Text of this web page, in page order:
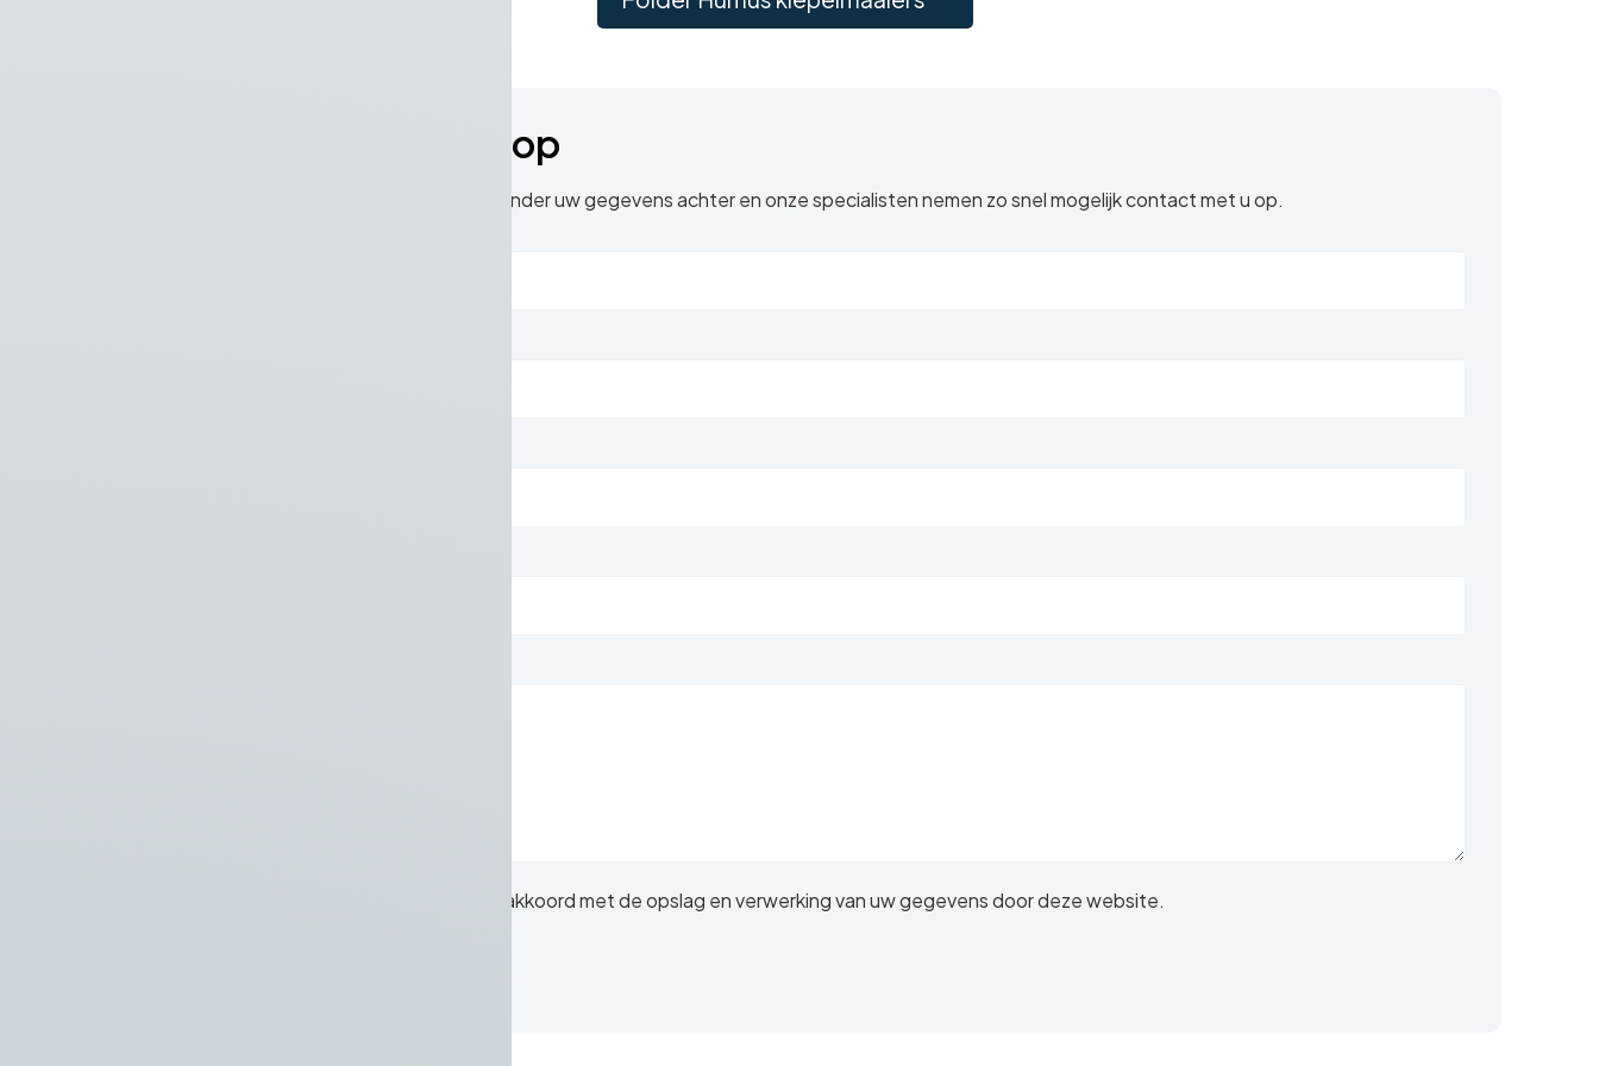
Of vraag een offerte op
Heeft u interesse in dit product? Laat hieronder uw gegevens achter en onze specialisten nemen zo snel mogelijk contact met u op.
Wanneer u dit formulier gebruikt, gaat u akkoord met de opslag en verwerking van uw gegevens door deze website.